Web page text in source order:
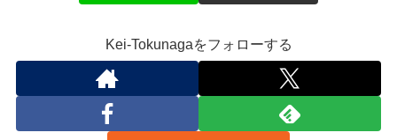
Kei-Tokunagaをフォローする